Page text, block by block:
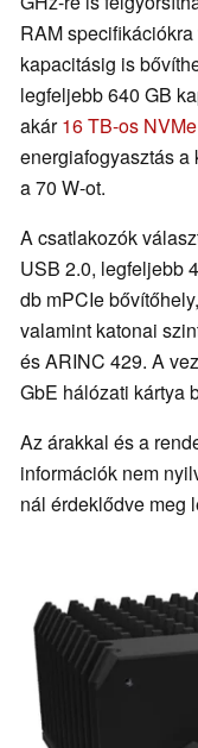
RAM
kapacitásig is
legfeljebb 640 GB
akár16 TB-os
energiafogyasztás a
a 70 W-ot.
A csatlakozók
USB 2.0, legfeljebb
db mPCIe
valamint katonai
és ARINC 429. A
GbE hálózati kártya
Az árakkal és a
információk nem
nál érdeklődve meg